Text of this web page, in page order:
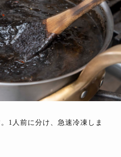
1人前に分け、急速冷凍しま